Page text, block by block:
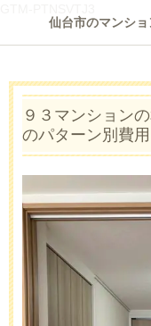
仙台市のマンシ
９３マンション
のパターン別費